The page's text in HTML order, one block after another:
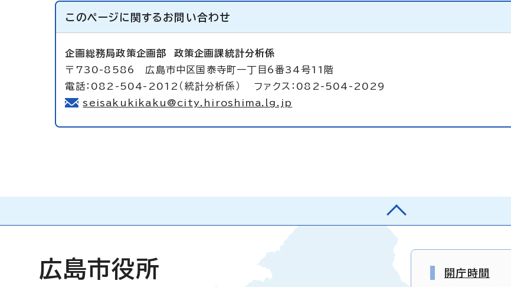
このページに関する お問い合わせ
企画総務局政策企画部 政策企画課統計分析係
〒730-8586 広島市中区国泰寺町一丁目6番34号11階
電話：082-504-2012（統計分析係） ファクス：082-504-2029
seisakukikaku@city.hiroshima.lg.jp
広島市役所 開庁時間